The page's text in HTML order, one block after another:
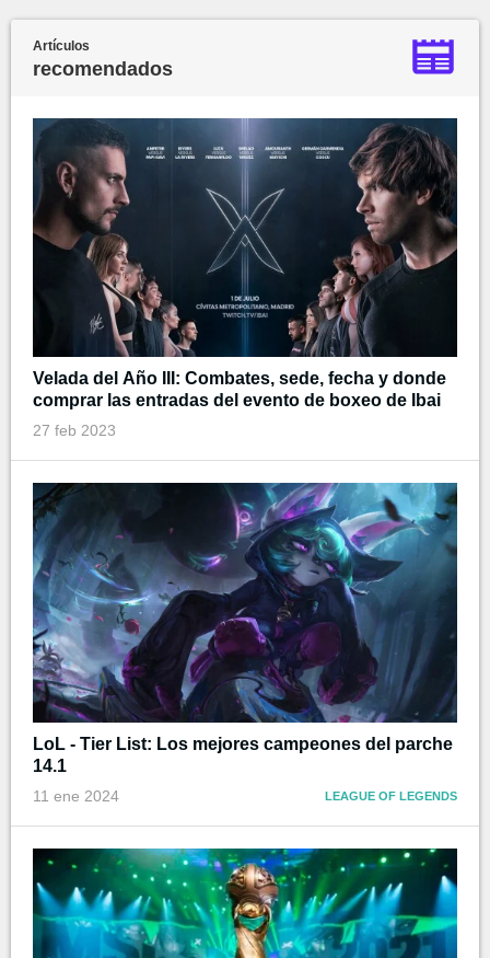
Artículos
recomendados
Velada del Año III: Combates, sede, fecha y donde
comprar las entradas del evento de boxeo de Ibai
27 feb 2023
LoL - Tier List: Los mejores campeones del parche
14.1
11 ene 2024 LEAGUE OF LEGENDS